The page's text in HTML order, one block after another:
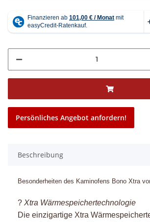
Persönliches Angebot anfordern!
Beschreibung
Besonderheiten des Kaminofens Bono Xtra
? Xtra Wärmespeichertechnologie
Die einzigartige Xtra